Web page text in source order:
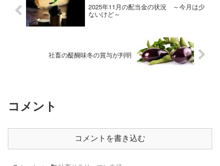
2025年11月の配当金の状況 ～今月は少
ないけど～
社畜の醍醐味冬の賞与が判明
コメント
コメントを書き込む